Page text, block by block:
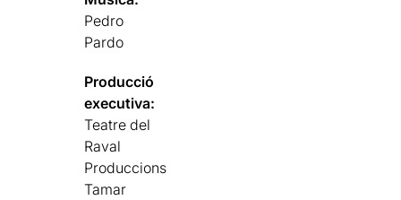
Pedro
Pardo
Producció
executiva:
Teatre del
Raval
Produccions
Tamar